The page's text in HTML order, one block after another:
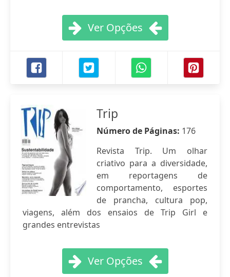
Ver Opções
Trip
Número de Páginas: 176
Revista Trip. Um olhar
criativo para a diversidade,
em reportagens de
comportamento, esportes
de prancha, cultura pop,
viagens, além dos ensaios de Trip Girl e
grandes entrevistas
Ver Opções